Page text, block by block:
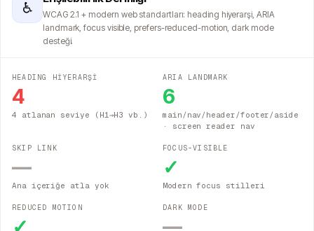
♿
WCAG 2.1 + modern web standartları: heading hiyerarşi, ARIA
landmark, focus visible, prefers-reduced-motion, dark mode
desteği.
HEADING HİYERARŞİ
4
4 atlanan seviye (H1→H3 vb.)
ARIA LANDMARK
6
main/nav/header/footer/aside
· screen reader nav
SKIP LINK
—
Ana içeriğe atla yok
FOCUS-VISIBLE
✓
Modern focus stilleri
REDUCED MOTION DARK MODE